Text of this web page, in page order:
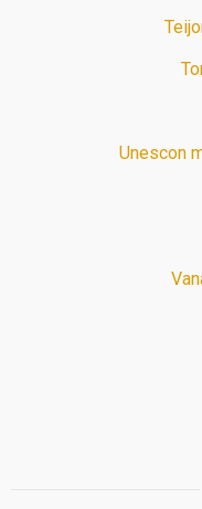
Unescon